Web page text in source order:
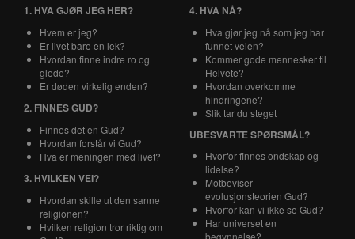
1. HVA GJØR JEG HER?
Hvem er jeg?
Er livet bare en lek?
Hvordan finne indre ro og
glede?
Er døden virkelig enden?
2. FINNES GUD?
Finnes det en Gud?
Hvordan forstår vi Gud?
Hva er meningen med livet?
3. HVILKEN VEI?
Hvordan skille ut den sanne
religionen?
Hvilken religion tror riktig om
4. HVA NÅ?
Hva gjør jeg nå som jeg har
funnet veien?
Kommer gode mennesker til
Helvete?
Hvordan overkomme
hindringene?
Slik tar du steget
UBESVARTE SPØRSMÅL?
Hvorfor finnes ondskap og
lidelse?
Motbeviser
evolusjonsteorien Gud?
Hvorfor kan vi ikke se Gud?
Har universet en